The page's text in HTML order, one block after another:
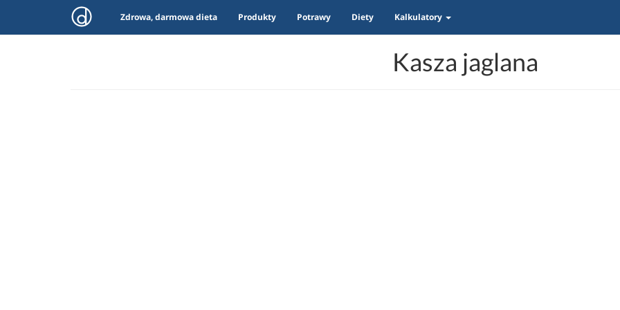
Zdrowa, darmowa dieta Produkty Potrawy Diety Kalkulatory
Kasza jaglana